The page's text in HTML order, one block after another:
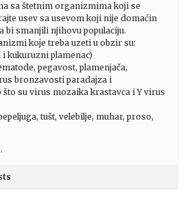
sa štetnim organizmima koji se
usev sa usevom koji nije domaćin
bi smanjili njihovu populaciju.
koje treba uzeti u obzir su:
kukuruzni plamenac)
pegavost, plamenjača,
bronzavosti paradajza i
su virus mozaika krastavca i Y virus
tušt, velebilje, muhar, proso,